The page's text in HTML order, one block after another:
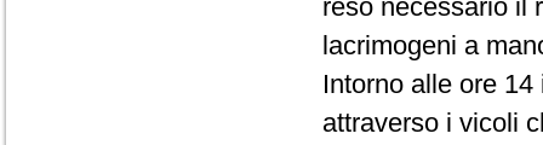
reso necessario il
lacrimogeni a
Intorno alle ore
attraverso i vicoli